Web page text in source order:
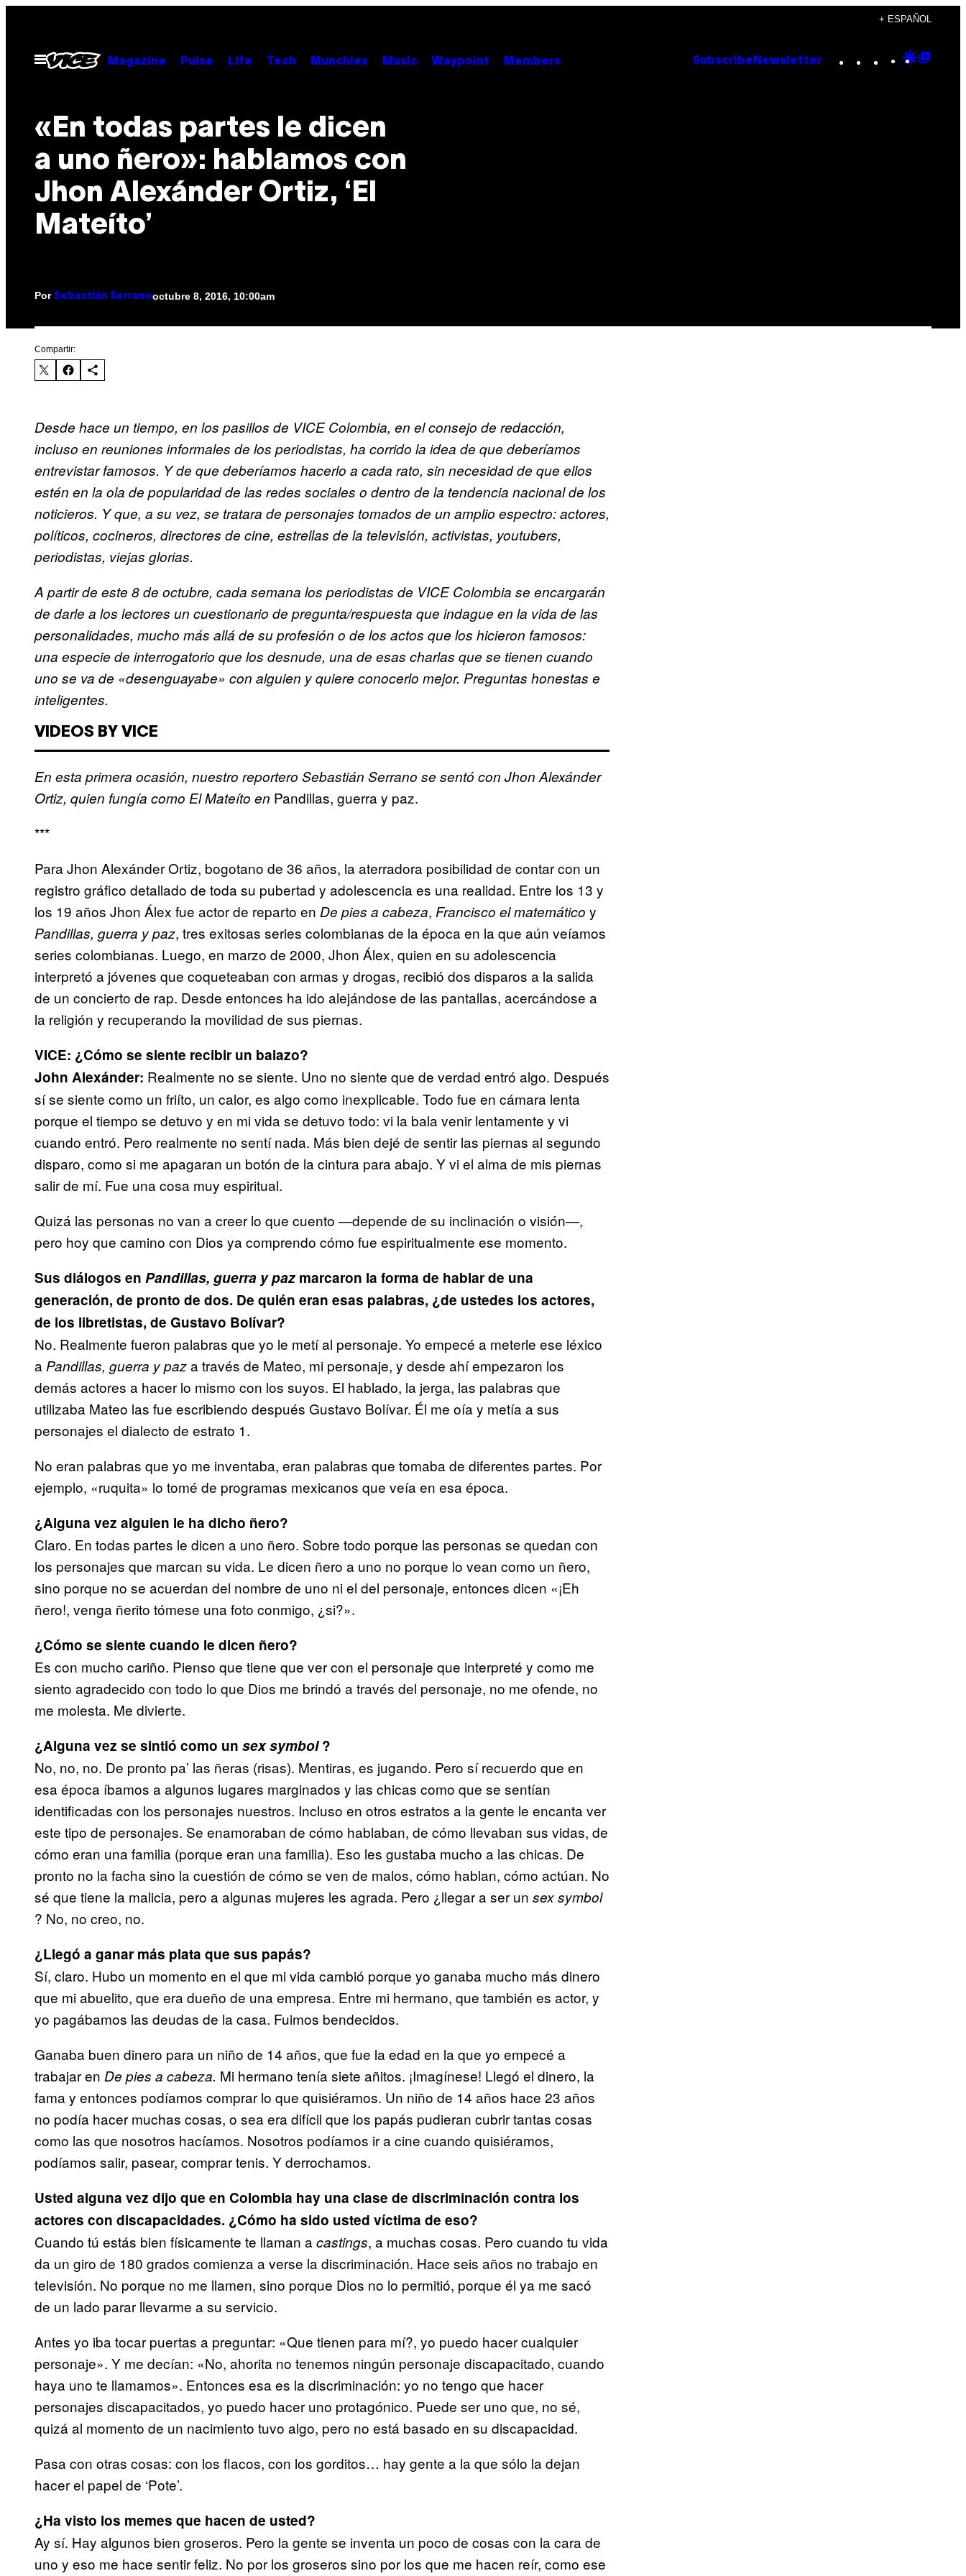
contenido
+ ESPAÑOL
Abrir
Menú
Magazine Pulse Life Tech Munchies Music Waypoint Members Subscribe Newsletter Instagram
TikTok
YouTube
Google
«En todas partes le dicen
a uno ñero»: hablamos con
Jhon Alexánder Ortiz, ‘El
Mateíto’
Por Sebastián Serranooctubre 8, 2016, 10:00am
Compartir:
Desde hace un tiempo, en los pasillos de VICE Colombia, en el consejo de redacción,
incluso en reuniones informales de los periodistas, ha corrido la idea de que deberíamos
entrevistar famosos. Y de que deberíamos hacerlo a cada rato, sin necesidad de que ellos
estén en la ola de popularidad de las redes sociales o dentro de la tendencia nacional de los
noticieros. Y que, a su vez, se tratara de personajes tomados de un amplio espectro: actores,
políticos, cocineros, directores de cine, estrellas de la televisión, activistas, youtubers,
periodistas, viejas glorias.
A partir de este 8 de octubre, cada semana los periodistas de VICE Colombia se encargarán
de darle a los lectores un cuestionario de pregunta/respuesta que indague en la vida de las
personalidades, mucho más allá de su profesión o de los actos que los hicieron famosos:
una especie de interrogatorio que los desnude, una de esas charlas que se tienen cuando
uno se va de «desenguayabe» con alguien y quiere conocerlo mejor. Preguntas honestas e
inteligentes.
VIDEOS BY VICE
En esta primera ocasión, nuestro reportero Sebastián Serrano se sentó con Jhon Alexánder
Ortiz, quien fungía como El Mateíto en Pandillas, guerra y paz.
***
Para Jhon Alexánder Ortiz, bogotano de 36 años, la aterradora posibilidad de contar con un
registro gráfico detallado de toda su pubertad y adolescencia es una realidad. Entre los 13 y
los 19 años Jhon Álex fue actor de reparto en De pies a cabeza, Francisco el matemático y
Pandillas, guerra y paz, tres exitosas series colombianas de la época en la que aún veíamos
series colombianas. Luego, en marzo de 2000, Jhon Álex, quien en su adolescencia
interpretó a jóvenes que coqueteaban con armas y drogas, recibió dos disparos a la salida
de un concierto de rap. Desde entonces ha ido alejándose de las pantallas, acercándose a
la religión y recuperando la movilidad de sus piernas.
VICE: ¿Cómo se siente recibir un balazo?
John Alexánder: Realmente no se siente. Uno no siente que de verdad entró algo. Después
sí se siente como un friíto, un calor, es algo como inexplicable. Todo fue en cámara lenta
porque el tiempo se detuvo y en mi vida se detuvo todo: vi la bala venir lentamente y vi
cuando entró. Pero realmente no sentí nada. Más bien dejé de sentir las piernas al segundo
disparo, como si me apagaran un botón de la cintura para abajo. Y vi el alma de mis piernas
salir de mí. Fue una cosa muy espiritual.
Quizá las personas no van a creer lo que cuento —depende de su inclinación o visión—,
pero hoy que camino con Dios ya comprendo cómo fue espiritualmente ese momento.
Sus diálogos en Pandillas, guerra y paz marcaron la forma de hablar de una
generación, de pronto de dos. De quién eran esas palabras, ¿de ustedes los actores,
de los libretistas, de Gustavo Bolívar?
No. Realmente fueron palabras que yo le metí al personaje. Yo empecé a meterle ese léxico
a Pandillas, guerra y paza través de Mateo, mi personaje, y desde ahí empezaron los
demás actores a hacer lo mismo con los suyos. El hablado, la jerga, las palabras que
utilizaba Mateo las fue escribiendo después Gustavo Bolívar. Él me oía y metía a sus
personajes el dialecto de estrato 1.
No eran palabras que yo me inventaba, eran palabras que tomaba de diferentes partes. Por
ejemplo, «ruquita» lo tomé de programas mexicanos que veía en esa época.
¿Alguna vez alguien le ha dicho ñero?
Claro. En todas partes le dicen a uno ñero. Sobre todo porque las personas se quedan con
los personajes que marcan su vida. Le dicen ñero a uno no porque lo vean como un ñero,
sino porque no se acuerdan del nombre de uno ni el del personaje, entonces dicen «¡Eh
ñero!, venga ñerito tómese una foto conmigo, ¿si?».
¿Cómo se siente cuando le dicen ñero?
Es con mucho cariño. Pienso que tiene que ver con el personaje que interpreté y como me
siento agradecido con todo lo que Dios me brindó a través del personaje, no me ofende, no
me molesta. Me divierte.
¿Alguna vez se sintió como un sex symbol?
No, no, no. De pronto pa’ las ñeras (risas). Mentiras, es jugando. Pero sí recuerdo que en
esa época íbamos a algunos lugares marginados y las chicas como que se sentían
identificadas con los personajes nuestros. Incluso en otros estratos a la gente le encanta ver
este tipo de personajes. Se enamoraban de cómo hablaban, de cómo llevaban sus vidas, de
cómo eran una familia (porque eran una familia). Eso les gustaba mucho a las chicas. De
pronto no la facha sino la cuestión de cómo se ven de malos, cómo hablan, cómo actúan. No
sé que tiene la malicia, pero a algunas mujeres les agrada. Pero ¿llegar a ser un sex symbol
? No, no creo, no.
¿Llegó a ganar más plata que sus papás?
Sí, claro. Hubo un momento en el que mi vida cambió porque yo ganaba mucho más dinero
que mi abuelito, que era dueño de una empresa. Entre mi hermano, que también es actor, y
yo pagábamos las deudas de la casa. Fuimos bendecidos.
Ganaba buen dinero para un niño de 14 años, que fue la edad en la que yo empecé a
trabajar en De pies a cabeza. Mi hermano tenía siete añitos. ¡Imagínese! Llegó el dinero, la
fama y entonces podíamos comprar lo que quisiéramos. Un niño de 14 años hace 23 años
no podía hacer muchas cosas, o sea era difícil que los papás pudieran cubrir tantas cosas
como las que nosotros hacíamos. Nosotros podíamos ir a cine cuando quisiéramos,
podíamos salir, pasear, comprar tenis. Y derrochamos.
Usted alguna vez dijo que en Colombia hay una clase de discriminación contra los
actores con discapacidades. ¿Cómo ha sido usted víctima de eso?
Cuando tú estás bien físicamente te llaman a castings, a muchas cosas. Pero cuando tu vida
da un giro de 180 grados comienza a verse la discriminación. Hace seis años no trabajo en
televisión. No porque no me llamen, sino porque Dios no lo permitió, porque él ya me sacó
de un lado parar llevarme a su servicio.
Antes yo iba tocar puertas a preguntar: «Que tienen para mí?, yo puedo hacer cualquier
personaje». Y me decían: «No, ahorita no tenemos ningún personaje discapacitado, cuando
haya uno te llamamos». Entonces esa es la discriminación: yo no tengo que hacer
personajes discapacitados, yo puedo hacer uno protagónico. Puede ser uno que, no sé,
quizá al momento de un nacimiento tuvo algo, pero no está basado en su discapacidad.
Pasa con otras cosas: con los flacos, con los gorditos… hay gente a la que sólo la dejan
hacer el papel de ‘Pote’.
¿Ha visto los memes que hacen de usted?
Ay sí. Hay algunos bien groseros. Pero la gente se inventa un poco de cosas con la cara de
uno y eso me hace sentir feliz. No por los groseros sino por los que me hacen reír, como ese